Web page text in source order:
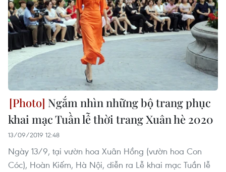
Ngắm nhìn những bộ trang phục
khai mạc Tuần lễ thời trang Xuân hè 2020
13/09/2019 12:48
Ngày 13/9, tại vườn hoa Xuân Hồng (vườn hoa Con
Cóc), Hoàn Kiếm, Hà Nội, diễn ra Lễ khai mạc Tuần lễ